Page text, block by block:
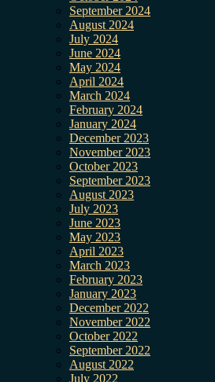
September 2024
August 2024
July 2024
June 2024
May 2024
April 2024
March 2024
February 2024
January 2024
December 2023
November 2023
October 2023
September 2023
August 2023
July 2023
June 2023
May 2023
April 2023
March 2023
February 2023
January 2023
December 2022
November 2022
October 2022
September 2022
August 2022
July 2022